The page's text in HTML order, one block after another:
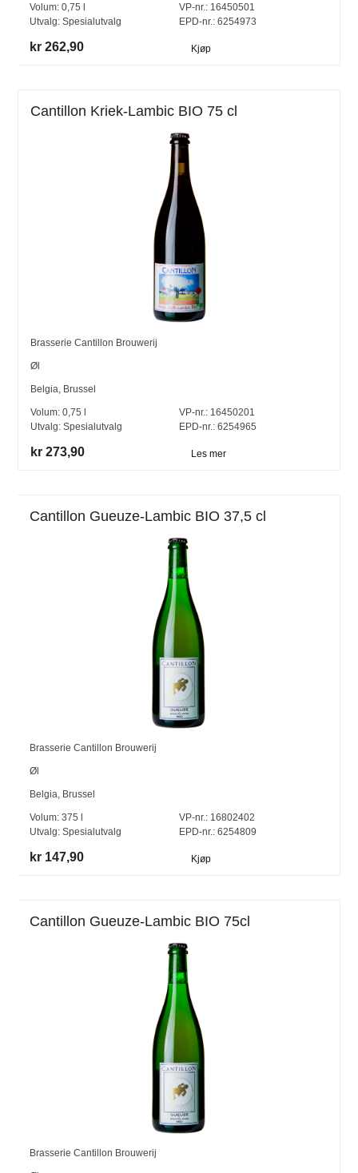
Volum:0,75 l
Utvalg:Spesialutvalg
VP-nr.:16450501
EPD-nr.: 6254973
kr 262,90 Kjøp
Cantillon Kriek-Lambic BIO 75 cl
Brasserie Cantillon Brouwerij
Øl
Belgia Brussel
Volum:0,75 l
Utvalg:Spesialutvalg
VP-nr.: 16450201
EPD-nr.: 6254965
kr 273,90 Les mer
Cantillon Gueuze-Lambic BIO 37,5 cl
Brasserie Cantillon Brouwerij
Øl
Belgia Brussel
Volum:375 l
Utvalg:Spesialutvalg
VP-nr.:16802402
EPD-nr.: 6254809
kr 147,90 Kjøp
Cantillon Gueuze-Lambic BIO 75cl
Brasserie Cantillon Brouwerij